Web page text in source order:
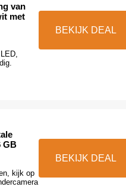
van
met
BEKIJK DEAL
GB
kijk op
BEKIJK DEAL